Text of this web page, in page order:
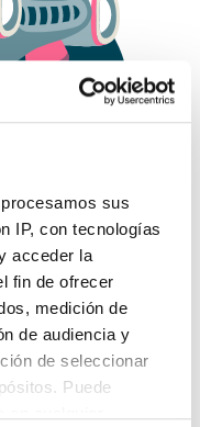
procesamos sus
IP, con tecnologías
acceder la
fin de ofrecer
medición de
de audiencia y
de seleccionar
Puede
como
aquí.
estás